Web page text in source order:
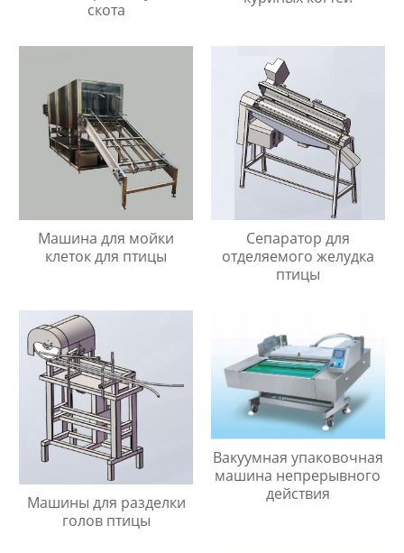
скота
Машина для мойки
клеток для птицы
Сепаратор для
отделяемого желудка
птицы
Машины для разделки
голов птицы
Вакуумная упаковочная
машина непрерывного
действия